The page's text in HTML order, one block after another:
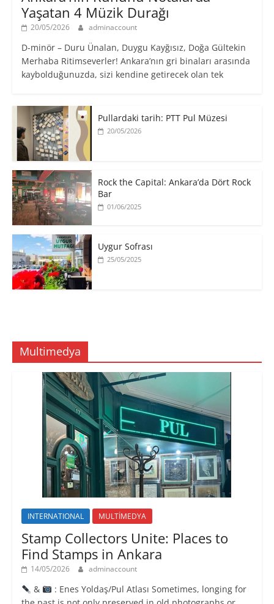
Yaşatan 4 Müzik Durağı
20/05/2026 adminaccount
D-minör – Duru Ünalan, Duygu Kayğısız, Doğa Gültekin
Merhaba Ritimseverler! Ankara’nın gri binaları arasında
kaybolduğunuzda, sizi kendine getirecek olan tek
Pullardaki tarih: PTT Pul Müzesi
20/05/2026
Rock the Capital: Ankara’da Dört Rock
Bar
01/06/2025
Uygur Sofrası
25/05/2025
Multimedya
INTERNATIONAL MULTİMEDYA
Stamp Collectors Unite: Places to
Find Stamps in Ankara
14/05/2026 adminaccount
&
: Enes Yoldaş/Pul Atlası Sometimes, longing for